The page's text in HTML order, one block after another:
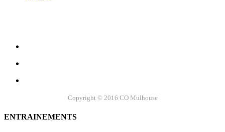
Copyright © 2016 CO Mulhouse
ENTRAINEMENTS